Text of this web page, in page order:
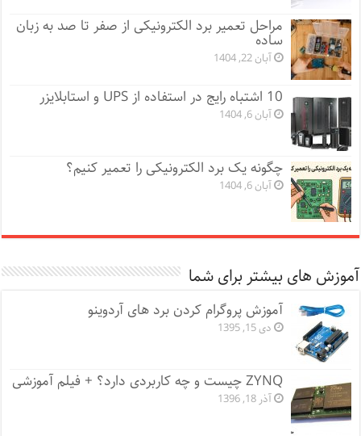
مراحل تعمیر برد الکترونیکی از صفر تا صد به زبان
ساده
آبان 22, 1404
10 اشتباه رایج در استفاده از UPS و استابلایزر
آبان 6, 1404
چگونه یک برد الکترونیکی را تعمیر کنیم؟
آبان 6, 1404
آموزش های بیشتر برای شما
آموزش پروگرام کردن برد های آردوینو
دی 15, 1395
ZYNQ چیست و چه کاربردی دارد؟ + فیلم آموزشی
آذر 18, 1396